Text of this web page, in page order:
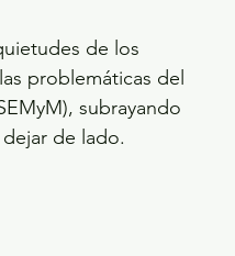
de los
problemáticas del
subrayando
de lado.